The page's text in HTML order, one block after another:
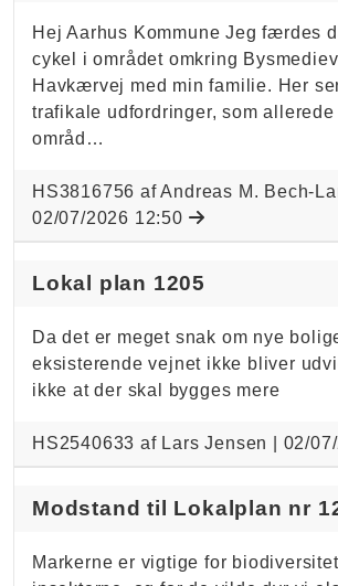
Hej Aarhus Kommune Jeg færdes
cykel i området omkring
Havkærvej med min familie. Her
trafikale udfordringer, som
områd…
HS3816756 af Andreas M. Bech-
02/07/2026 12:50
Lokal plan 1205
Da det er meget snak om nye
eksisterende vejnet ikke bliver
ikke at der skal bygges mere
HS2540633 af Lars Jensen | 02/
Modstand til Lokalplan nr
Markerne er vigtige for